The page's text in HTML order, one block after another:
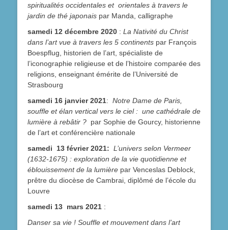
spiritualités occidentales et orientales à travers le
jardin de thé japonais par Manda, calligraphe
samedi 12 décembre 2020 : La Nativité du Christ
dans l’art vue à travers les 5 continents par François
Boespflug, historien de l’art, spécialiste de
l’iconographie religieuse et de l’histoire comparée des
religions, enseignant émérite de l’Université de
Strasbourg
samedi 16 janvier 2021: Notre Dame de Paris,
souffle et élan vertical vers le ciel : une cathédrale de
lumière à rebâtir ? par Sophie de Gourcy, historienne
de l’art et conférencière nationale
samedi 13 février 2021: L’univers selon Vermeer
(1632-1675) : exploration de la vie quotidienne et
éblouissement de la lumière par Venceslas Deblock,
prêtre du diocèse de Cambrai, diplômé de l’école du
Louvre
samedi 13 mars 2021 :
Danser sa vie ! Souffle et mouvement dans l’art